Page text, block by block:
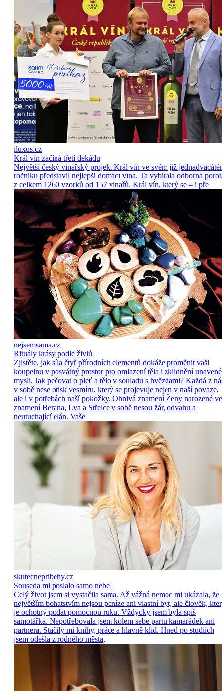
iluxus.cz
Král vín začíná třetí dekádu
Největší český vinařský projekt Král vín ve svém již
ročníku představil nejlepší domácí vína. Ta vybírala odborná
z celkem 1260 vzorků od 157 vinařů. Král vín, který se – i pře
nejsemsama.cz
Rituály krásy podle živlů
Zjistěte, jak síla čtyř přírodních elementů dokáže proměnit vaši
koupelnu v posvátný prostor pro omlazení těla i zklidnění unavené
mysli. Jak pečovat o pleť a tělo v souladu s hvězdami? Každá z
v sobě nese otisk vesmíru, který se projevuje nejen v naší povaze,
ale i v potřebách naší pokožky. Ohnivá znamení Ženy narozené ve
znamení Berana, Lva a Střelce v sobě nesou žár, odvahu a
neutuchající elán. Vaše
skutecnepribehy.cz
Souseda mi poslalo samo nebe!
Celý život jsem si vystačila sama. Až vážná nemoc mi ukázala, že
největším bohatstvím nejsou peníze ani vlastní byt, ale člověk,
je ochotný podat pomocnou ruku. Vždycky jsem byla spíš
samotářka. Nepotřebovala jsem kolem sebe partu kamarádek ani
partnera. Stačily mi knihy, práce a hlavně klid. Hned po studiích
jsem odešla z rodného města,